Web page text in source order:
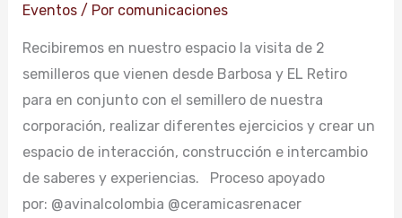
Eventos/ Por comunicaciones
Recibiremos en nuestro espacio la visita de 2
semilleros que vienen desde Barbosa y EL Retiro
para en conjunto con el semillero de nuestra
corporación, realizar diferentes ejercicios y crear un
espacio de interacción, construcción e intercambio
de saberes y experiencias. Proceso apoyado
por: @avinalcolombia @ceramicasrenacer